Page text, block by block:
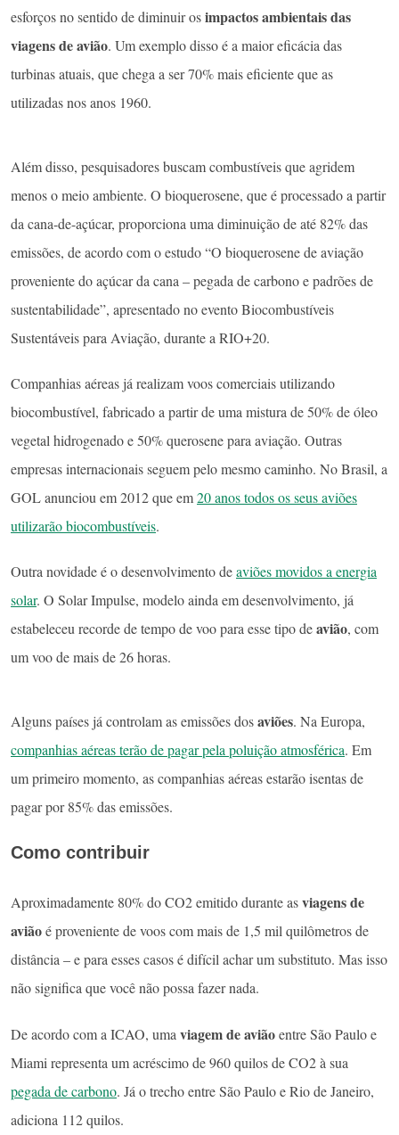
esforços no sentido de diminuir osimpactos ambientais das
viagens de avião. Um exemplo disso é a maior eficácia das
turbinas atuais, que chega a ser 70% mais eficiente que as
utilizadas nos anos 1960.
Além disso, pesquisadores buscam combustíveis que agridem
menos o meio ambiente. O bioquerosene, que é processado a partir
da cana-de-açúcar, proporciona uma diminuição de até 82% das
emissões, de acordo com o estudo “O bioquerosene de aviação
proveniente do açúcar da cana – pegada de carbono e padrões de
sustentabilidade”, apresentado no evento Biocombustíveis
Sustentáveis para Aviação, durante a RIO+20.
Companhias aéreas já realizam voos comerciais utilizando
biocombustível, fabricado a partir de uma mistura de 50% de óleo
vegetal hidrogenado e 50% querosene para aviação. Outras
empresas internacionais seguem pelo mesmo caminho. No Brasil, a
GOL anunciou em 2012 que em20 anos todos os seus aviões
utilizarão biocombustíveis.
Outra novidade é o desenvolvimento deaviões movidos a energia
solar. O Solar Impulse, modelo ainda em desenvolvimento, já
estabeleceu recorde de tempo de voo para esse tipo deavião, com
um voo de mais de 26 horas.
Alguns países já controlam as emissões dosaviões. Na Europa,
companhias aéreas terão de pagar pela poluição atmosférica. Em
um primeiro momento, as companhias aéreas estarão isentas de
pagar por 85% das emissões.
Como contribuir
Aproximadamente 80% do CO2 emitido durante asviagens de
aviãoé proveniente de voos com mais de 1,5 mil quilômetros de
distância – e para esses casos é difícil achar um substituto. Mas isso
não significa que você não possa fazer nada.
De acordo com a ICAO, uma viagem de aviãoentre São Paulo e
Miami representa um acréscimo de 960 quilos de CO2 à sua
pegada de carbono. Já o trecho entre São Paulo e Rio de Janeiro,
adiciona 112 quilos.